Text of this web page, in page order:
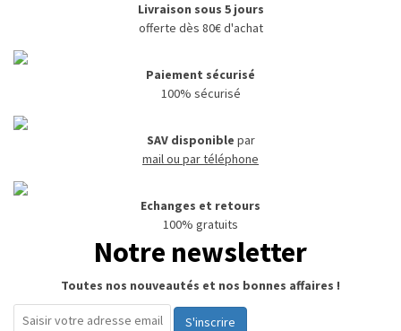
Livraison sous 5 jours
offerte dès 80€ d'achat
Paiement sécurisé
100% sécurisé
SAV disponible par
mail ou par téléphone
Echanges et retours
100% gratuits
Notre newsletter
Toutes nos nouveautés et nos bonnes affaires !
S'inscrire